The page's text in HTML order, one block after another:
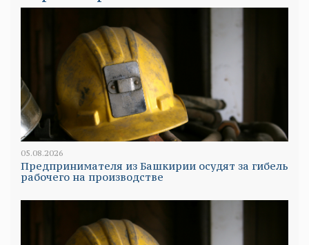
05.08.2026
Предпринимателя из Башкирии осудят за гибель
рабочего на производстве